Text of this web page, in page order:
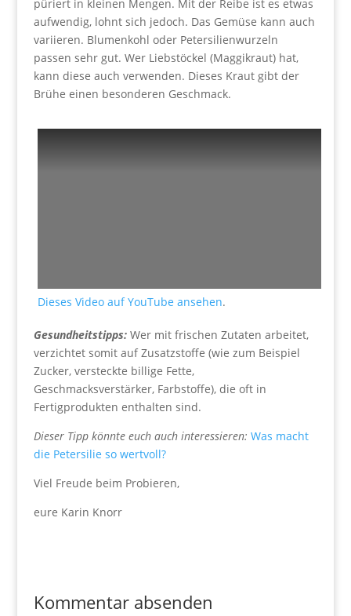
püriert in kleinen Mengen. Mit der Reibe ist es etwas
aufwendig, lohnt sich jedoch. Das Gemüse kann auch
variieren. Blumenkohl oder Petersilienwurzeln
passen sehr gut. Wer Liebstöckel (Maggikraut) hat,
kann diese auch verwenden. Dieses Kraut gibt der
Brühe einen besonderen Geschmack.
Dieses Video auf YouTube ansehen.
Gesundheitstipps: Wer mit frischen Zutaten arbeitet,
verzichtet somit auf Zusatzstoffe (wie zum Beispiel
Zucker, versteckte billige Fette,
Geschmacksverstärker, Farbstoffe), die oft in
Fertigprodukten enthalten sind.
Dieser Tipp könnte euch auch interessieren: Was macht
die Petersilie so wertvoll?
Viel Freude beim Probieren,
eure Karin Knorr
Kommentar absenden